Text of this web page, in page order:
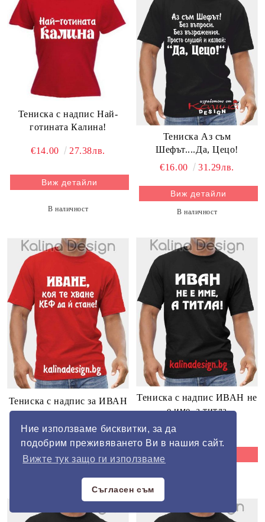
Ние използваме бисквитки, за да
подобрим преживяването Ви в нашия сайт.
Вижте тук защо ги използваме
Съгласен съм
Тениска с надпис Най-
готината Калина!
€14.00 27.38лв.
Виж детайли
В наличност
Тениска Аз съм
Шефът....Да, Цецо!
€16.00
31.29лв.
Виж детайли
В наличност
Тениска с надпис за ИВАН
Виж детайли
Тениска с надпис ИВАН не
е име, а титла
€14.00